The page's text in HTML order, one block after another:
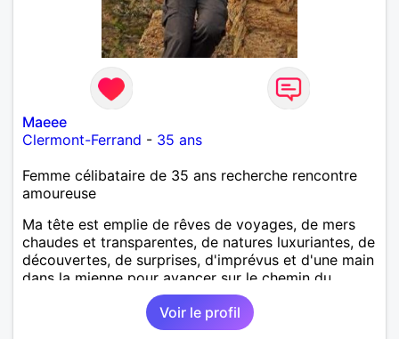
Maeee
Clermont-Ferrand - 35 ans
Femme célibataire de 35 ans recherche rencontre
amoureuse
Ma tête est emplie de rêves de voyages, de mers
chaudes et transparentes, de natures luxuriantes, de
découvertes, de surprises, d'imprévus et d'une main
dans la mienne pour avancer sur le chemin du
Voir le profil